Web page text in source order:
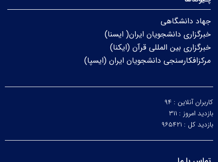
جهاد دانشگاهی
خبرگزاری دانشجویان ایران( ایسنا)
خبرگزاری بین المللی قرآن (ایکنا)
مرکزافکارسنجی دانشجویان ایران (ایسپا)
کاربران آنلاین : ۹۴
بازدید امروز : ۳۱۱
بازدید کل : ۹۶۵۴۲۱